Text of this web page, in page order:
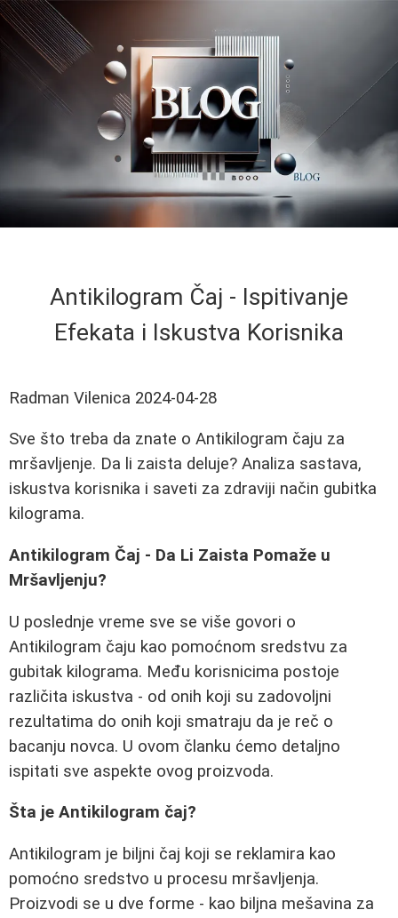
Antikilogram Čaj - Ispitivanje
Efekata i Iskustva Korisnika
Radman Vilenica 2024-04-28
Sve što treba da znate o Antikilogram čaju za
mršavljenje. Da li zaista deluje? Analiza sastava,
iskustva korisnika i saveti za zdraviji način gubitka
kilograma.
Antikilogram Čaj - Da Li Zaista Pomaže u
Mršavljenju?
U poslednje vreme sve se više govori o
Antikilogram čaju kao pomoćnom sredstvu za
gubitak kilograma. Među korisnicima postoje
različita iskustva - od onih koji su zadovoljni
rezultatima do onih koji smatraju da je reč o
bacanju novca. U ovom članku ćemo detaljno
ispitati sve aspekte ovog proizvoda.
Šta je Antikilogram čaj?
Antikilogram je biljni čaj koji se reklamira kao
pomoćno sredstvo u procesu mršavljenja.
Proizvodi se u dve forme - kao biljna mešavina za